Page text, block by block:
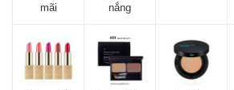
mãi
nắng